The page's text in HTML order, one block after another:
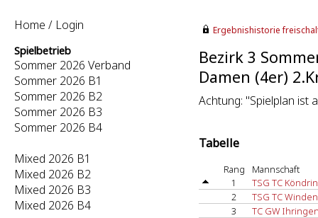
Home / Login
Spielbetrieb
Sommer 2026 Verband
Sommer 2026 B1
Sommer 2026 B2
Sommer 2026 B3
Sommer 2026 B4
Mixed 2026 B1
Mixed 2026 B2
Mixed 2026 B3
Mixed 2026 B4
Ergebnishistorie
Bezirk 3
Damen (4er)
Achtung: "Spielplan ist
Tabelle
Rang
Mannschaft
1
TSG TC
2
TSG TC
3
TC GW